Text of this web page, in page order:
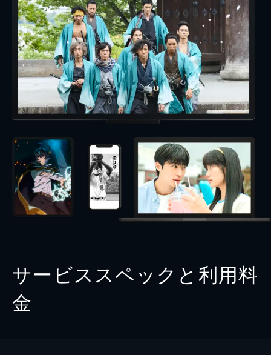
サービススペックと利用料
金